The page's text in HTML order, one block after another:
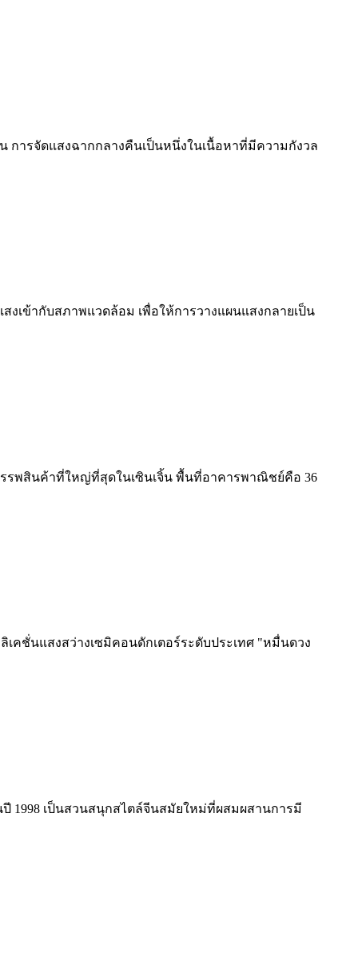
การจัดแสงฉากกลางคืนเป็นหนึ่งในเนื้อหาที่มีความกังวล
เข้ากับสภาพแวดล้อม เพื่อให้การวางแผนแสงกลายเป็น
รรพสินค้าที่ใหญ่ที่สุดในเซินเจิ้น พื้นที่อาคารพาณิชย์คือ 36
เคชั่นแสงสว่างเซมิคอนดักเตอร์ระดับประเทศ "หมื่นดวง
ดในปี 1998 เป็นสวนสนุกสไตล์จีนสมัยใหม่ที่ผสมผสานการมี